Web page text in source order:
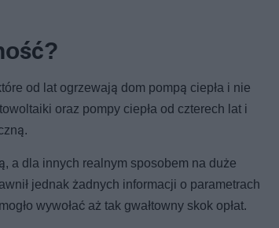
od lat ogrzewają dom pompą ciepła i nie
oraz pompy ciepła od czterech lat i
a dla innych realnym sposobem na duże
jednak żadnych informacji o parametrach
wywołać aż tak gwałtowny skok opłat.